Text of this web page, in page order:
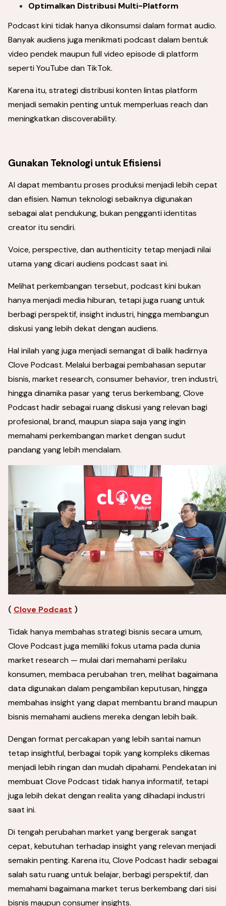
Optimalkan Distribusi Multi-Platform
Podcast kini tidak hanya dikonsumsi dalam format audio.
Banyak audiens juga menikmati podcast dalam bentuk
video pendek maupun full video episode di platform
seperti YouTube dan TikTok.
Karena itu, strategi distribusi konten lintas platform
menjadi semakin penting untuk memperluas reach dan
meningkatkan discoverability.
Gunakan Teknologi untuk Efisiensi
AI dapat membantu proses produksi menjadi lebih cepat
dan efisien. Namun teknologi sebaiknya digunakan
sebagai alat pendukung, bukan pengganti identitas
creator itu sendiri.
Voice, perspective, dan authenticity tetap menjadi nilai
utama yang dicari audiens podcast saat ini.
Melihat perkembangan tersebut, podcast kini bukan
hanya menjadi media hiburan, tetapi juga ruang untuk
berbagi perspektif, insight industri, hingga membangun
diskusi yang lebih dekat dengan audiens.
Hal inilah yang juga menjadi semangat di balik hadirnya
Clove Podcast. Melalui berbagai pembahasan seputar
bisnis, market research, consumer behavior, tren industri,
hingga dinamika pasar yang terus berkembang, Clove
Podcast hadir sebagai ruang diskusi yang relevan bagi
profesional, brand, maupun siapa saja yang ingin
memahami perkembangan market dengan sudut
pandang yang lebih mendalam.
( Clove Podcast )
Tidak hanya membahas strategi bisnis secara umum,
Clove Podcast juga memiliki fokus utama pada dunia
market research — mulai dari memahami perilaku
konsumen, membaca perubahan tren, melihat bagaimana
data digunakan dalam pengambilan keputusan, hingga
membahas insight yang dapat membantu brand maupun
bisnis memahami audiens mereka dengan lebih baik.
Dengan format percakapan yang lebih santai namun
tetap insightful, berbagai topik yang kompleks dikemas
menjadi lebih ringan dan mudah dipahami. Pendekatan ini
membuat Clove Podcast tidak hanya informatif, tetapi
juga lebih dekat dengan realita yang dihadapi industri
saat ini.
Di tengah perubahan market yang bergerak sangat
cepat, kebutuhan terhadap insight yang relevan menjadi
semakin penting. Karena itu, Clove Podcast hadir sebagai
salah satu ruang untuk belajar, berbagi perspektif, dan
memahami bagaimana market terus berkembang dari sisi
bisnis maupun consumer insights.